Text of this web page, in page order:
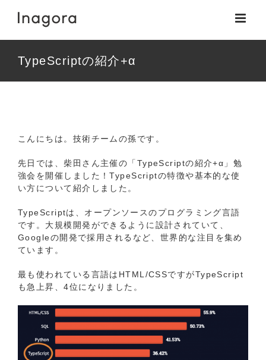
TypeScriptの紹介+α
Image
こんにちは。技術チームの孫です。
先日では、柴田さん主催の「TypeScriptの紹介+α」勉
強会を開催しました！TypeScriptの特徴や基本的な使
い方について紹介しました。
TypeScriptは、オープンソースのプログラミング言語
です。大規模開発ができるように設計されていて、
Googleの開発で採用されるなど、世界的な注目を集め
ています。
最も使われている言語はHTML/CSSですがTypeScript
も急上昇、4位になりました。